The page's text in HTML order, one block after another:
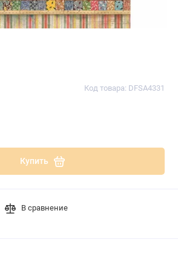
Код товара: DFSA4331
Купить
В сравнение